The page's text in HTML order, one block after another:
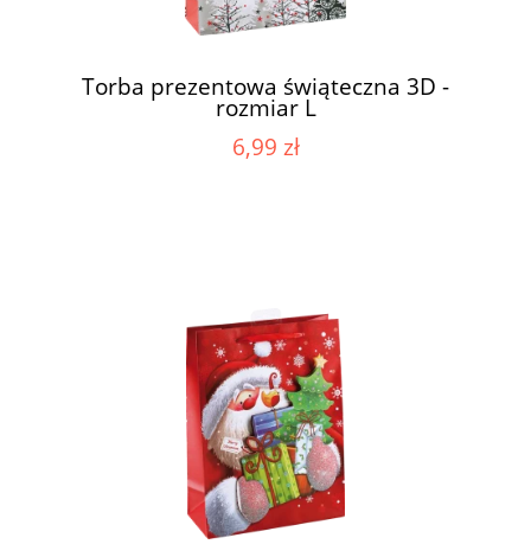
Torba prezentowa świąteczna 3D -
rozmiar L
6,99 zł